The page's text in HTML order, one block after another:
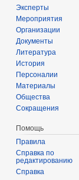
Эксперты
Мероприятия
Организации
Документы
Литература
История
Персоналии
Материалы
Общества
Сокращения
Помощь
Правила
Справка по
редактированию
Справка